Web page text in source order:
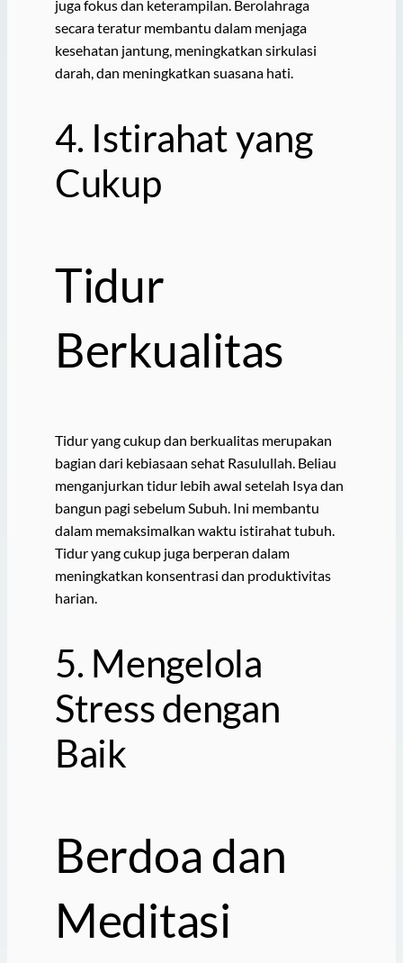
juga fokus dan keterampilan. Berolahraga
secara teratur membantu dalam menjaga
kesehatan jantung, meningkatkan sirkulasi
darah, dan meningkatkan suasana hati.
4. Istirahat yang
Cukup
Tidur
Berkualitas
Tidur yang cukup dan berkualitas merupakan
bagian dari kebiasaan sehat Rasulullah. Beliau
menganjurkan tidur lebih awal setelah Isya dan
bangun pagi sebelum Subuh. Ini membantu
dalam memaksimalkan waktu istirahat tubuh.
Tidur yang cukup juga berperan dalam
meningkatkan konsentrasi dan produktivitas
harian.
5. Mengelola
Stress dengan
Baik
Berdoa dan
Meditasi